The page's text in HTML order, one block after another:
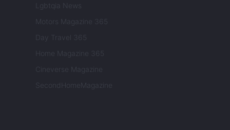
Lgbtqia News
Motors Magazine 365
Day Travel 365
Home Magazine 365
Cineverse Magazine
SecondHomeMagazine